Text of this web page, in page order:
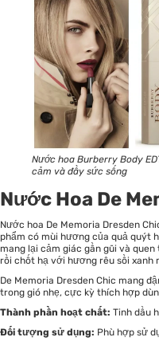
Nước hoa Burberry Body
cảm và đầy sức sống
Nước Hoa De
Nước hoa De Memoria Dresden
phẩm có mùi hương của quả quýt
mang lại cảm giác gần gũi và
rồi chốt hạ với hương rêu sồi xanh
De Memoria Dresden Chic mang
trong gió nhẹ, cực kỳ thích hợp
Thành phần hoạt chất: Tinh dầu
Đối tượng sử dụng: Phù hợp sử